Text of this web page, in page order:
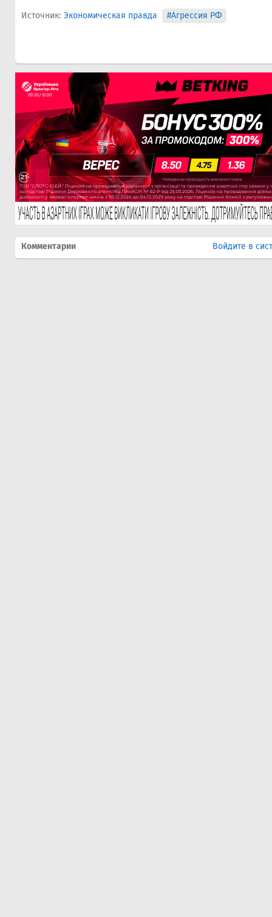
Источник: Экономическая правда #Агрессия РФ
Комментарии Войдите в